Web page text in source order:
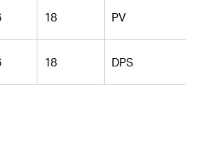
18 PV
18 DPS